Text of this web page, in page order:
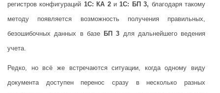
регистров конфигураций 1С: КА 2 и 1С: БП 3, благодаря такому
методу появляется возможность получения правильных,
безошибочных данных в базе БП 3 для дальнейшего ведения
учета.
Редко, но всё же встречаются ситуации, когда одному виду
документа доступен перенос сразу в несколько разных